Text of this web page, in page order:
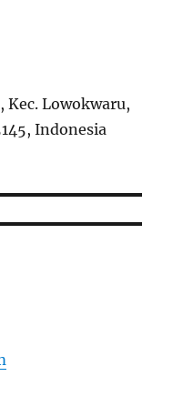
Kec. Lowokwaru,
Indonesia